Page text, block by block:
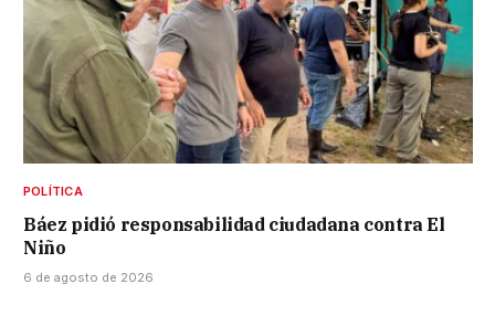
POLÍTICA
Báez pidió responsabilidad ciudadana contra El
Niño
6 de agosto de 2026